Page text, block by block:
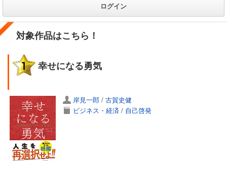
ログイン
対象作品はこちら！
幸せになる勇気
岸見一郎 / 古賀史健
ビジネス・経済 / 自己啓発